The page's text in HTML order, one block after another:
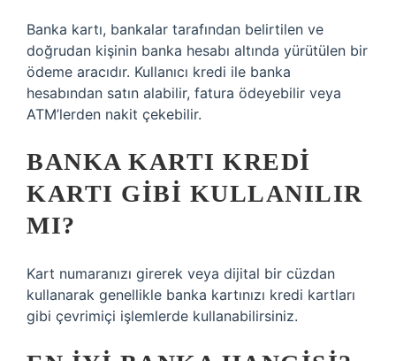
Banka kartı, bankalar tarafından belirtilen ve
doğrudan kişinin banka hesabı altında yürütülen bir
ödeme aracıdır. Kullanıcı kredi ile banka
hesabından satın alabilir, fatura ödeyebilir veya
ATM’lerden nakit çekebilir.
BANKA KARTI KREDI
KARTI GIBI KULLANILIR
MI?
Kart numaranızı girerek veya dijital bir cüzdan
kullanarak genellikle banka kartınızı kredi kartları
gibi çevrimiçi işlemlerde kullanabilirsiniz.